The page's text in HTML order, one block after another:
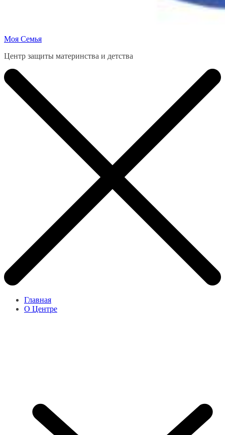
Моя Семья
Центр защиты материнства и детства
Главная
О Центре